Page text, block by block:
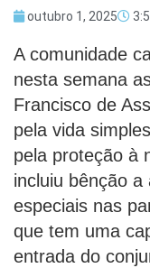
outubro 1, 2025
A comunidade
nesta semana
Francisco de
pela vida
pela proteção à
incluiu bênção
especiais nas
que tem uma
entrada do